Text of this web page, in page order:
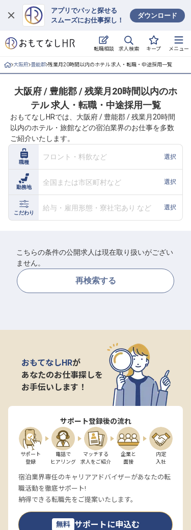
アプリでパッと探せる
スムーズにお仕事探し！
ダウンロード
転職相談 求人検索 キープ メニュー
ログイン
求人・施設を探す
就職・転職 合同説明会
おもてなしHRについて
ご利用の流れ
よくある質問
ホテル・宿泊業界情報コラム
大阪府 豊能郡 残業月20時間以内のホテル 求人・転職・中途採用一覧
大阪府 / 豊能郡 / 残業月20時間以内のホ
テル 求人・転職・中途採用一覧
おもてなしHRでは、大阪府 / 豊能郡 / 残業月20時間
以内のホテル・旅館などの宿泊業界のお仕事を多数
ご紹介いたします。
職種
フロント・料飲など 選択
勤務地
全国または市区町村など 選択
こだわり
給与・雇用形態・寮社宅あり など 選択
こちらの条件の公開求人は現在取り扱いがござい
ません。
再検索する
おもてなしHRが
あなたのお仕事探しを
お手伝いします！
サポート登録後の流れ
サポート
登録
電話で
ヒアリング
マッチする
求人をご紹介
企業と
面接
内定
入社
宿泊業界専任のキャリアアドバイザーがあなたの転
職活動を徹底サポート!
納得できる転職先をご提案いたします。
無料 サポートに申込む